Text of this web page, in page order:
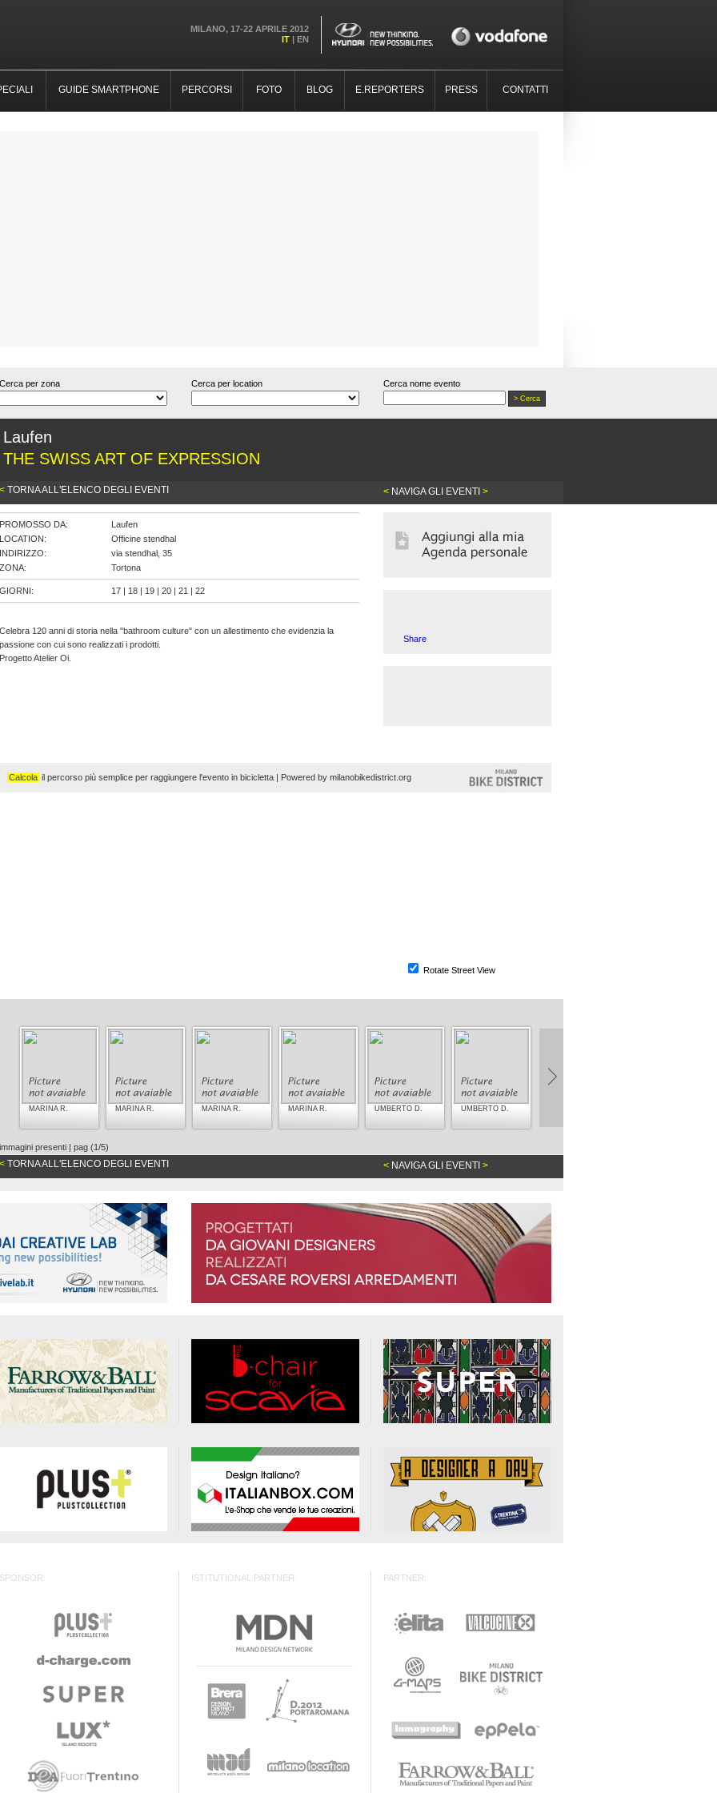
MILANO, 17-22 APRILE 2012
IT | EN
GUIDE SMARTPHONE PERCORSI FOTO BLOG E.REPORTERS PRESS CONTATTI
Cerca per zona Cerca per location Cerca nome evento
Laufen
THE SWISS ART OF EXPRESSION
< TORNA ALL'ELENCO DEGLI EVENTI < NAVIGA GLI EVENTI >
PROMOSSO DA:
LOCATION:
INDIRIZZO:
ZONA:
Laufen
Officine stendhal
via stendhal, 35
Tortona
GIORNI: 17 | 18 | 19 | 20 | 21 | 22
Celebra 120 anni di storia nella "bathroom culture" con un allestimento che evidenzia la
passione con cui sono realizzati i prodotti.
Progetto Atelier Oi.
Share
Calcola il percorso più semplice per raggiungere l'evento in bicicletta | Powered by milanobikedistrict.org
Rotate Street View
MARINA R. MARINA R. MARINA R. MARINA R. UMBERTO D. UMBERTO D.
presenti | pag (1/5)
< TORNA ALL'ELENCO DEGLI EVENTI < NAVIGA GLI EVENTI >
SPONSOR: ISTITUTIONAL PARTNER: PARTNER: